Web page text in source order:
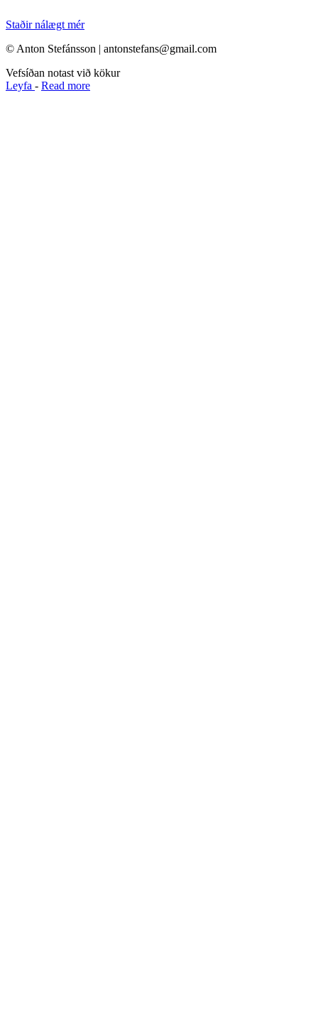
Staðir nálægt mér
© Anton Stefánsson | antonstefans@gmail.com
Vefsíðan notast við kökur
Leyfa - Read more